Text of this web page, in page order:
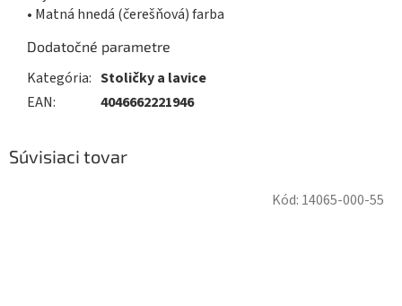
• Matná hnedá (čerešňová) farba
Dodatočné parametre
Kategória: Stoličky a lavice
EAN: 4046662221946
Súvisiaci tovar
Kód: 14065-000-55